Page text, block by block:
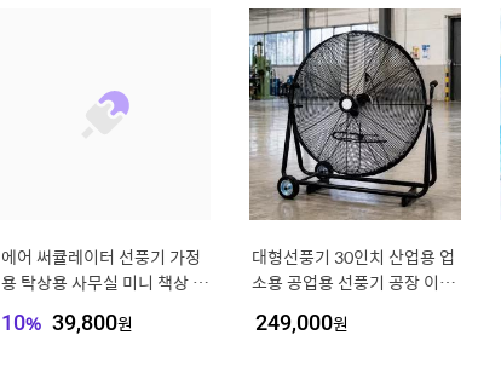
에어 써큘레이터 선풍기 가정
용 탁상용 사무실 미니 책상 소
10% 39,800원
대형선풍기 30인치 산업용 업
소용 공업용 선풍기 공장 이동
249,000원